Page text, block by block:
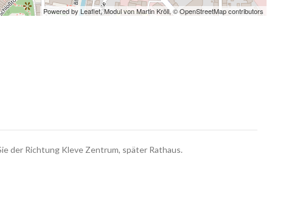
Powered by Leaflet, Modul vonMartin Kröll,© OpenStreetMap contributors
der Richtung Kleve Zentrum, später Rathaus.